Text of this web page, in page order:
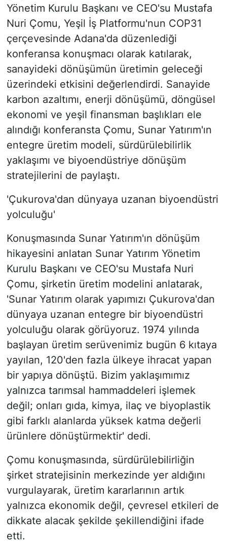
Yönetim Kurulu Başkanı ve CEO'su Mustafa
Nuri Çomu, Yeşil İş Platformu'nun COP31
çerçevesinde Adana'da düzenlediği
konferansa konuşmacı olarak katılarak,
sanayideki dönüşümün üretimin geleceği
üzerindeki etkisini değerlendirdi. Sanayide
karbon azaltımı, enerji dönüşümü, döngüsel
ekonomi ve yeşil finansman başlıkları ele
alındığı konferansta Çomu, Sunar Yatırım'ın
entegre üretim modeli, sürdürülebilirlik
yaklaşımı ve biyoendüstriye dönüşüm
stratejilerini de paylaştı.
'Çukurova'dan dünyaya uzanan biyoendüstri
yolculuğu'
Konuşmasında Sunar Yatırım'ın dönüşüm
hikayesini anlatan Sunar Yatırım Yönetim
Kurulu Başkanı ve CEO'su Mustafa Nuri
Çomu, şirketin üretim modelini anlatarak,
'Sunar Yatırım olarak yapımızı Çukurova'dan
dünyaya uzanan entegre bir biyoendüstri
yolculuğu olarak görüyoruz. 1974 yılında
başlayan üretim serüvenimiz bugün 6 kıtaya
yayılan, 120'den fazla ülkeye ihracat yapan
bir yapıya dönüştü. Bizim yaklaşımımız
yalnızca tarımsal hammaddeleri işlemek
değil; onları gıda, kimya, ilaç ve biyoplastik
gibi farklı alanlarda yüksek katma değerli
ürünlere dönüştürmektir' dedi.
Çomu konuşmasında, sürdürülebilirliğin
şirket stratejisinin merkezinde yer aldığını
vurgulayarak, üretim kararlarının artık
yalnızca ekonomik değil, çevresel etkileri de
dikkate alacak şekilde şekillendiğini ifade
etti.